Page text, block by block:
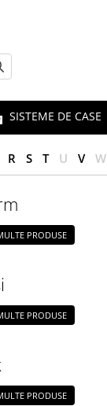
SISTEME DE CASE
R S T U V W
PRODUSE
PRODUSE
PRODUSE